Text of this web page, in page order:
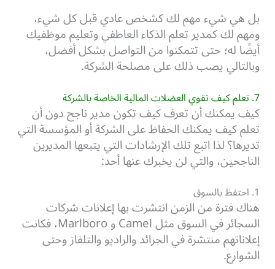
بل هي شيء مهم لك كشخص عادي قبل كل شيء،
ومهم لك كمدير تعلم الذكاء العاطفي وتعليم موظفيك
أيضًا له؛ حتى تتمكنوا من التواصل بشكل أفضل،
وبالتالي يصب ذلك على مصلحة الشركة.
7. تعلم كيف تقوي العضلات المالية الخاصة بالشركة
كيف يمكنك أن تعرف كيف تكون مدير ناجح دون أن
تعلم كيف يمكنك الحفاظ على الشركة أو المؤسسة التي
تديرها؟ لذا اتبع تلك الإرشادات التي يتبعها المديرين
الناجحين، والتي لن يخبرك عنها أحد:
1. احتفظ بالسوق
هناك فترة من الزمن انتشرت بها إعلانات شركات
السجائر في السوق مثل Camel و Marlboro، فكانت
إعلاناتهم منتشرة في الجرائد والراديو والتلفاز وحتى
الشوارع.